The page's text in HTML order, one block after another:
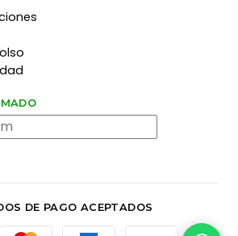
DE PAGO ACEPTADOS